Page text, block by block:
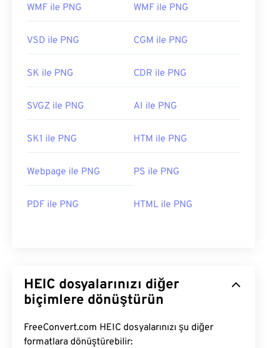
WMF ile PNG WMF ile PNG
VSD ile PNG CGM ile PNG
SK ile PNG CDR ile PNG
SVGZ ile PNG AI ile PNG
SK1 ile PNG HTM ile PNG
Webpage ile PNG PS ile PNG
PDF ile PNG HTML ile PNG
HEIC dosyalarınızı diğer
biçimlere dönüştürün
FreeConvert.com HEIC dosyalarınızı şu diğer
formatlara dönüştürebilir: